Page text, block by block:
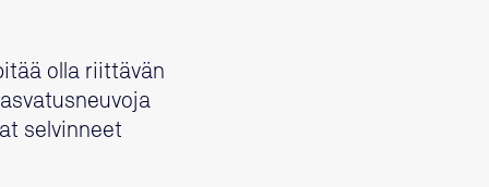
olla riittävän
selvinneet